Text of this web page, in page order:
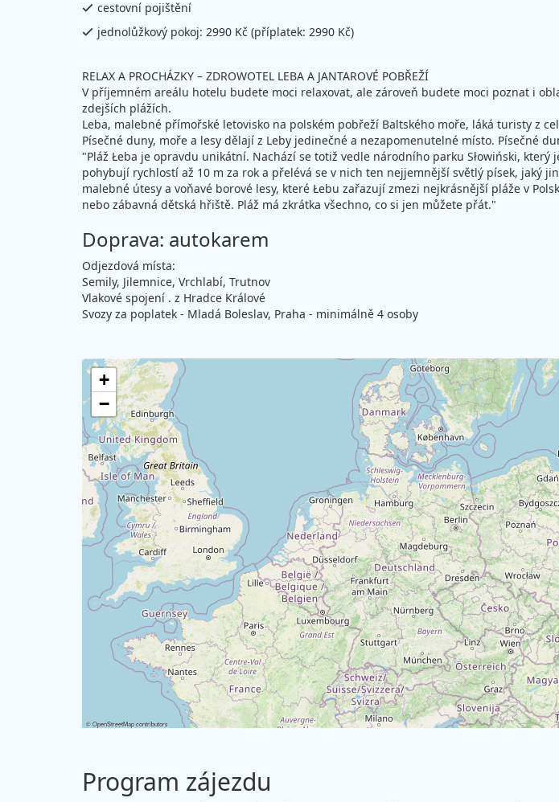
cestovní pojištění
jednolůžkový pokoj: 2990 Kč (příplatek: 2990 Kč)
RELAX A PROCHÁZKY – ZDROWOTEL LEBA A JANTAROVÉ POBŘEŽÍ
V příjemném areálu hotelu budete moci relaxovat, ale zároveň budete moci poznat i
zdejších plážích.
Leba, malebné přímořské letovisko na polském pobřeží Baltského moře, láká turisty z
Písečné duny, moře a lesy dělají z Leby jedinečné a nezapomenutelné místo. Písečné
"Pláž Łeba je opravdu unikátní. Nachází se totiž vedle národního parku Słowiński,
pohybují rychlostí až 10 m za rok a přelévá se v nich ten nejjemnější světlý písek, jaký
malebné útesy a voňavé borové lesy, které Łebu zařazují zmezi nejkrásnější pláže v
nebo zábavná dětská hřiště. Pláž má zkrátka všechno, co si jen můžete přát."
Doprava: autokarem
Odjezdová místa:
Semily, Jilemnice, Vrchlabí, Trutnov
Vlakové spojení . z Hradce Králové
Svozy za poplatek - Mladá Boleslav, Praha - minimálně 4 osoby
+
−
©OpenStreetMapcontributors
Program zájezdu